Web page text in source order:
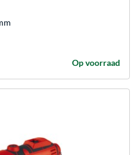
Op voorraad